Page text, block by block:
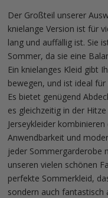
Der Großteil unserer
knielange Version ist für
lang und auffällig ist. Sie
Sommer, da sie eine
Ein knielanges Kleid gibt
bewegen, und ist ideal
Es bietet genügend
es gleichzeitig in der
Jerseykleider
Anwendbarkeit und
jeder Sommergarderobe
unseren vielen schönen
perfekte Sommerkleid,
sondern auch fantastisch